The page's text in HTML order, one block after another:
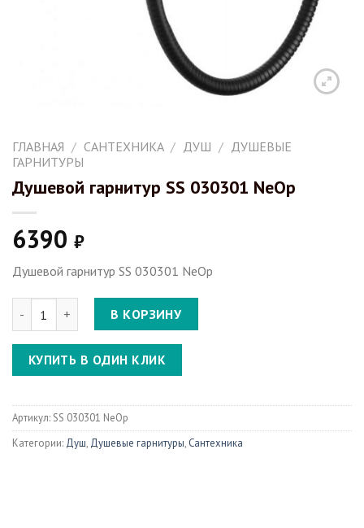
ГЛАВНАЯ / САНТЕХНИКА / ДУШ / ДУШЕВЫЕ
ГАРНИТУРЫ
Душевой гарнитур SS 030301 NeOp
6390 ₽
Душевой гарнитур SS 030301 NeOp
Количество Душевой гарнитур SS 030301 NeOp
В КОРЗИНУ
КУПИТЬ В ОДИН КЛИК
Артикул: SS 030301 NeOp
Категории: Душ, Душевые гарнитуры, Сантехника